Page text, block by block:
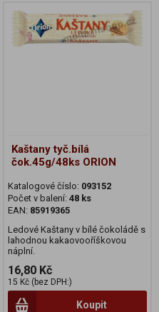
Kaštany tyč.bílá
čok.45g/48ks ORION
Katalogové číslo: 093152
Počet v balení: 48 ks
EAN: 85919365
Ledové Kaštany v bílé čokoládě s
lahodnou kakaovooříškovou
náplní.
16,80 Kč
15 Kč (bez DPH:)
Koupit